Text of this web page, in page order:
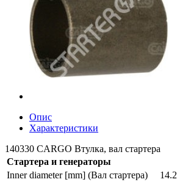
Опис
Характеристики
140330 CARGO Втулка, вал стартера
Стартера и генераторы
Inner diameter [mm] (Вал стартера)
14.2